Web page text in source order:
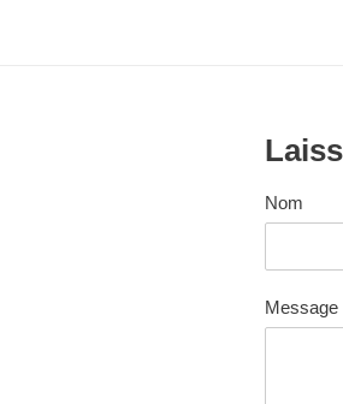
Nom
Message